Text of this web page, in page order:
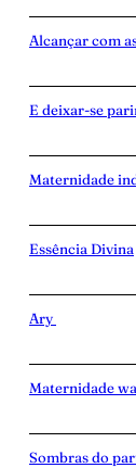
Alcançar com
E deixar-se
Maternidade
Essência Divina
Ary
Maternidade
Sombras do